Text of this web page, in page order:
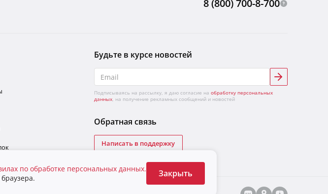
8 (800) 700-8-700
Будьте в курсе новостей
Подписываясь на рассылку, я даю согласие на обработку персональных
данных, на получение рекламных сообщений и новостей
Обратная связь
Написать в поддержку
по обработке персональных данных.
Закрыть